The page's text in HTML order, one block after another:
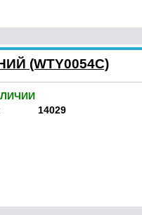
(WTY0054C)
14029